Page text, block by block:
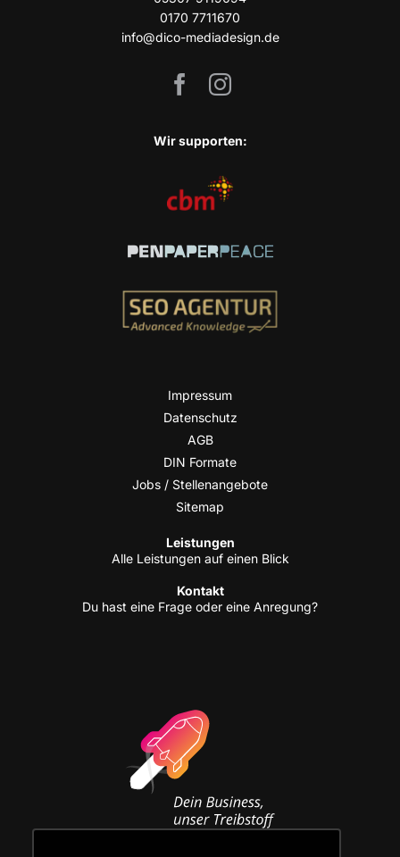
0170 7711670
info@dico-mediadesign.de
Wir sup­port­en:
Impres­sum
Daten­schutz
AGB
DIN For­ma­te
Jobs / Stellenangebote
Site­map
Leis­tun­gen
Alle Leis­tun­gen auf einen Blick
Kon­takt
Du hast eine Fra­ge oder eine Anregung?